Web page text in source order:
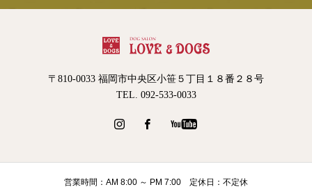
〒810-0033 福岡市中央区小笹５丁目１８番２８号
TEL. 092-533-0033
営業時間：AM 8:00 ～ PM 7:00 定休日：不定休